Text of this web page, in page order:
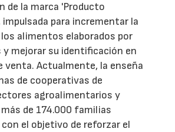
de la marca 'Producto
impulsada para incrementar la
alimentos elaborados por
mejorar su identificación en
venta. Actualmente, la enseña
de cooperativas de
agroalimentarios y
de 174.000 familias
el objetivo de reforzar el